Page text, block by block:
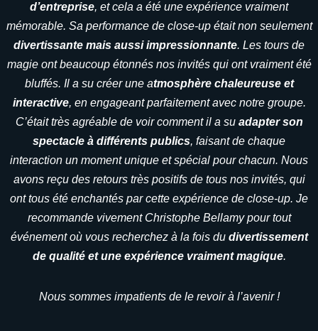
d’entreprise, et cela a été une expérience vraiment
mémorable. Sa performance de close-up était non seulement
divertissante mais aussi impressionnante. Les tours de
magie ont beaucoup étonnés nos invités qui ont vraiment été
bluffés. Il a su créer une atmosphère chaleureuse et
interactive, en engageant parfaitement avec notre groupe.
C’était très agréable de voir comment il a su adapter son
spectacle à différents publics, faisant de chaque
interaction un moment unique et spécial pour chacun. Nous
avons reçu des retours très positifs de tous nos invités, qui
ont tous été enchantés par cette expérience de close-up. Je
recommande vivement Christophe Bellamy pour tout
événement où vous recherchez à la fois du divertissement
de qualité et une expérience vraiment magique.
Nous sommes impatients de le revoir à l’avenir !